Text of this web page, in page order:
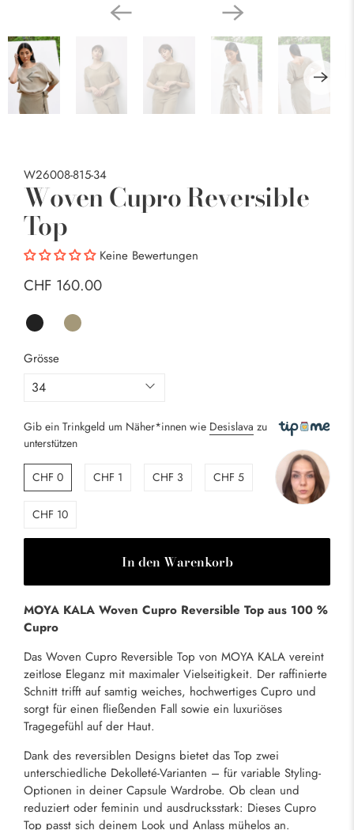
W26008-815-34
Woven Cupro Reversible
Top
Keine Bewertungen
CHF 160.00
Grösse
Gib ein Trinkgeld um Näher*innen wie Desislava zu
unterstützen
CHF 0 CHF 1 CHF 3 CHF 5
CHF 10
In den Warenkorb
MOYA KALA Woven Cupro Reversible Top aus 100 %
Cupro
Das Woven Cupro Reversible Top von MOYA KALA vereint
zeitlose Eleganz mit maximaler Vielseitigkeit. Der raffinierte
Schnitt trifft auf samtig weiches, hochwertiges Cupro und
sorgt für einen fließenden Fall sowie ein luxuriöses
Tragegefühl auf der Haut.
Dank des reversiblen Designs bietet das Top zwei
unterschiedliche Dekolleté-Varianten – für variable Styling-
Optionen in deiner Capsule Wardrobe. Ob clean und
reduziert oder feminin und ausdrucksstark: Dieses Cupro
Top passt sich deinem Look und Anlass mühelos an.